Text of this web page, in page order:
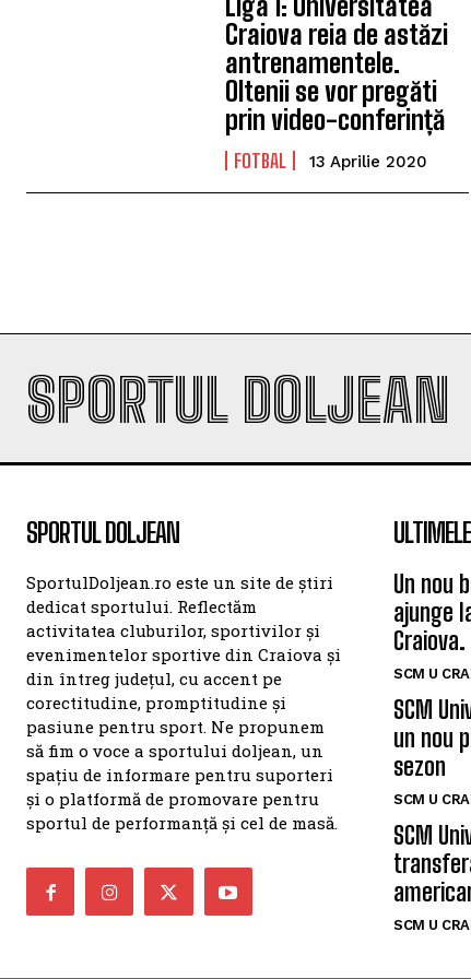
Craiova reia de astăzi
antrenamentele.
Oltenii se vor pregăti
prin video-conferință
FOTBAL 13 Aprilie 2020
SPORTUL DOLJEAN
SPORTUL DOLJEAN
SportulDoljean.ro este un site de știri
dedicat sportului. Reflectăm
activitatea cluburilor, sportivilor și
evenimentelor sportive din Craiova și
din întreg județul, cu accent pe
corectitudine, promptitudine și
pasiune pentru sport. Ne propunem
să fim o voce a sportului doljean, un
spațiu de informare pentru suporteri
și o platformă de promovare pentru
sportul de performanță și cel de masă.
Un nou
ajunge
SCM U
SCM
un nou
sezon
SCM U
SCM
SCM U